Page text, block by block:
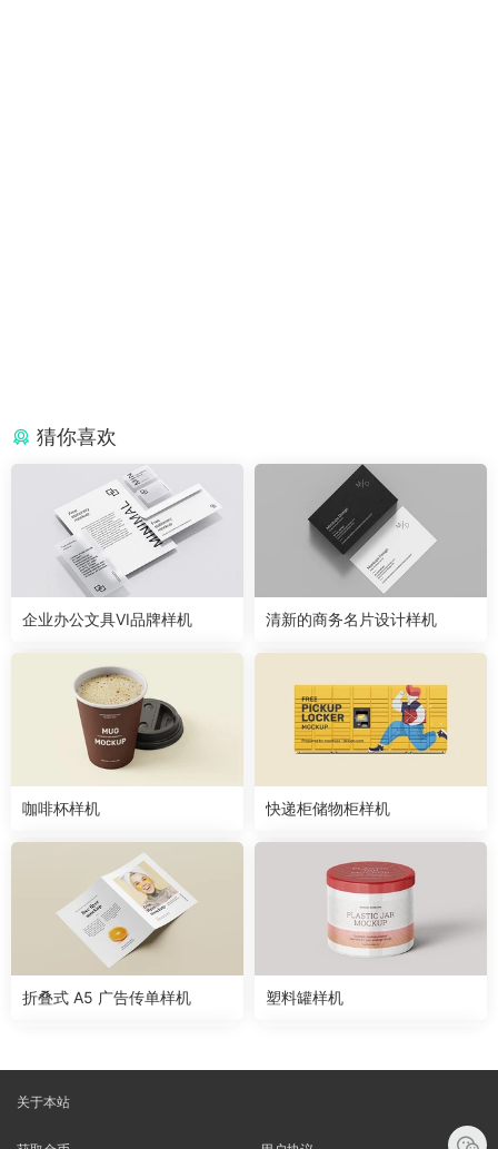
猜你喜欢
企业办公文具VI品牌样机 清新的商务名片设计样机
咖啡杯样机 快递柜储物柜样机
折叠式 A5 广告传单样机 塑料罐样机
关于本站